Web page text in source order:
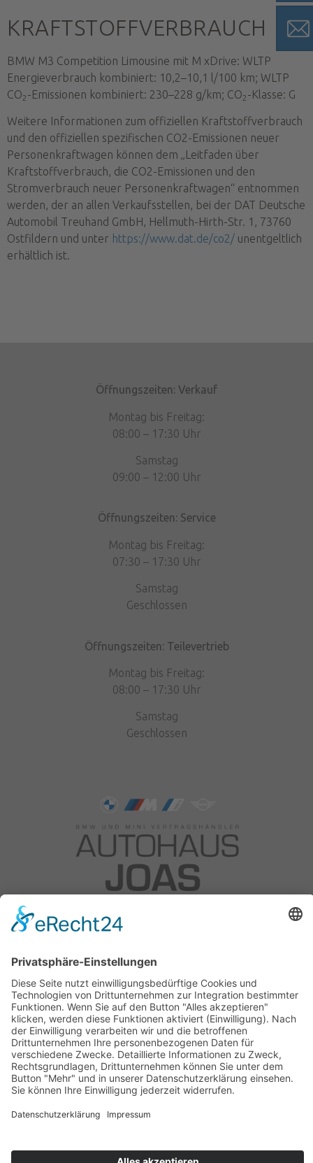
KRAFTSTOFFVERBRAUCH
BMW M3 Competition Limousine mit M xDrive: WLTP
Energieverbrauch kombiniert: 10,2–10,1 l/100 km; WLTP
CO2 -Emissionen kombiniert: 230–228 g/km; CO2 -Klasse: G
Weitere Informationen zum offiziellen Kraftstoffverbrauch
und den offiziellen spezifischen CO2-Emissionen neuer
Personenkraftwagen können dem „Leitfaden über
Kraftstoffverbrauch, die CO2-Emissionen und den
Stromverbrauch neuer Personenkraftwagen“ entnommen
werden, der an allen Verkaufsstellen, bei der DAT Deutsche
Automobil Treuhand GmbH, Hellmuth-Hirth-Str. 1, 73760
Ostfildern und unter https://www.dat.de/co2/ unentgeltlich
erhältlich ist.
Öffnungszeiten: Verkauf
Montag bis Freitag:
08:00 – 17:30 Uhr
Samstag
09:00 – 12:00 Uhr
Öffnungszeiten: Service
Montag bis Freitag:
07:30 – 17:30 Uhr
Samstag
Geschlossen
Öffnungszeiten: Teilevertrieb
Montag bis Freitag:
08:00 – 17:30 Uhr
Samstag
Geschlossen
Am Reitweg 10
89407 Dillingen
Tel: +49 9071 5885 0
Fax: 09071 5885 50
Email:info@bmw-joas.de